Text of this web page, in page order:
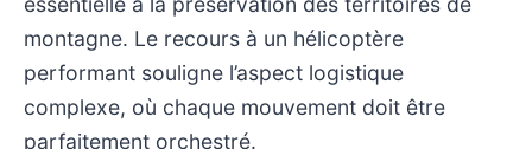
montagne. Le recours à un hélicoptère
performant souligne l’aspect logistique
complexe, où chaque mouvement doit être
parfaitement orchestré.